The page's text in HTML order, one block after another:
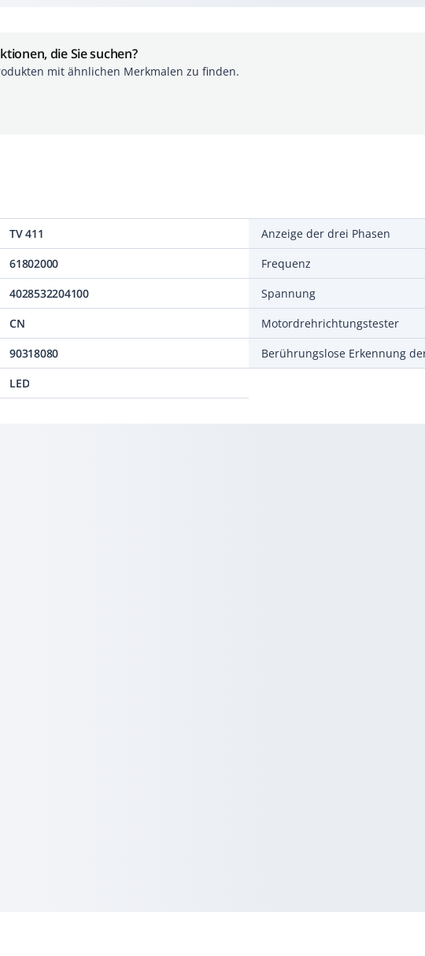
die Sie suchen?
mit ähnlichen Merkmalen zu finden.
TV 411
61802000
4028532204100
CN
90318080
LED
Anzeige der drei Phasen
Frequenz
Spannung
Motordrehrichtungstester